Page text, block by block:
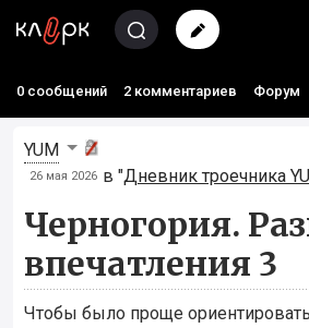
0 сообщений 2 комментариев Форум
YUM
26 мая 2026 в "Дневник троечника
Черногория.
впечатления 3
Чтобы было проще